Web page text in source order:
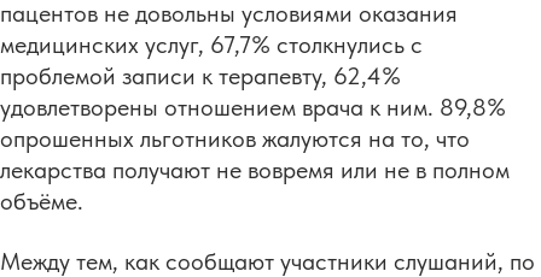
пацентов не довольны условиями оказания
медицинских услуг, 67,7% столкнулись с
проблемой записи к терапевту, 62,4%
удовлетворены отношением врача к ним. 89,8%
опрошенных льготников жалуются на то, что
лекарства получают не вовремя или не в полном
объёме.
Между тем, как сообщают участники слушаний, по